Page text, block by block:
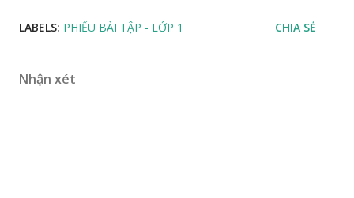
LABELS: PHIẾU BÀI TẬP - LỚP 1 CHIA SẺ
Nhận xét